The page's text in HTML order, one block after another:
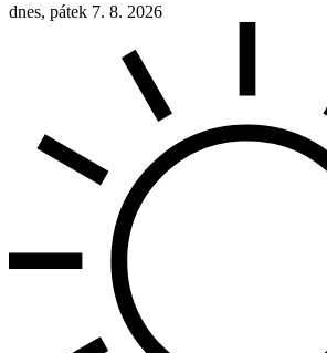
dnes, pátek 7. 8. 2026